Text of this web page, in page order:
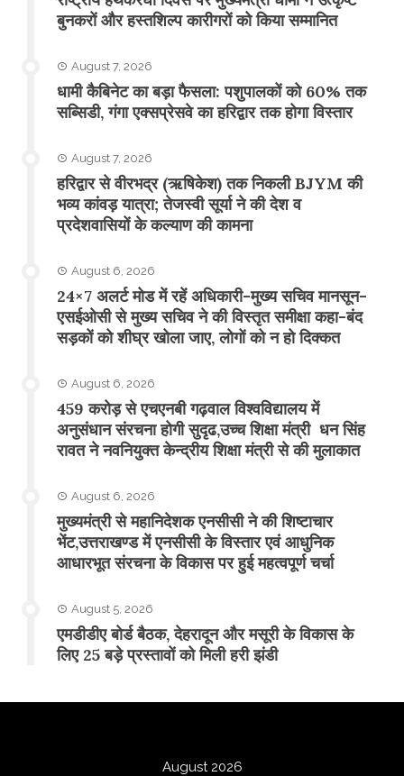
बुनकरों और हस्तशिल्प कारीगरों को किया सम्मानित
August 7, 2026
​धामी कैबिनेट का बड़ा फैसला: पशुपालकों को 60% तक
सब्सिडी, गंगा एक्सप्रेसवे का हरिद्वार तक होगा विस्तार
August 7, 2026
​हरिद्वार से वीरभद्र (ऋषिकेश) तक निकली BJYM की
भव्य कांवड़ यात्रा; तेजस्वी सूर्या ने की देश व
प्रदेशवासियों के कल्याण की कामना
August 6, 2026
24×7 अलर्ट मोड में रहें अधिकारी-मुख्य सचिव मानसून-
एसईओसी से मुख्य सचिव ने की विस्तृत समीक्षा कहा-बंद
सड़कों को शीघ्र खोला जाए, लोगों को न हो दिक्कत
August 6, 2026
459 करोड़ से एचएनबी गढ़वाल विश्वविद्यालय में
अनुसंधान संरचना होगी सुदृढ,उच्च शिक्षा मंत्री धन सिंह
रावत ने नवनियुक्त केन्द्रीय शिक्षा मंत्री से की मुलाकात
August 6, 2026
मुख्यमंत्री से महानिदेशक एनसीसी ने की शिष्टाचार
भेंट,उत्तराखण्ड में एनसीसी के विस्तार एवं आधुनिक
आधारभूत संरचना के विकास पर हुई महत्वपूर्ण चर्चा
August 5, 2026
एमडीडीए बोर्ड बैठक, देहरादून और मसूरी के विकास के
लिए 25 बड़े प्रस्तावों को मिली हरी झंडी
August 2026